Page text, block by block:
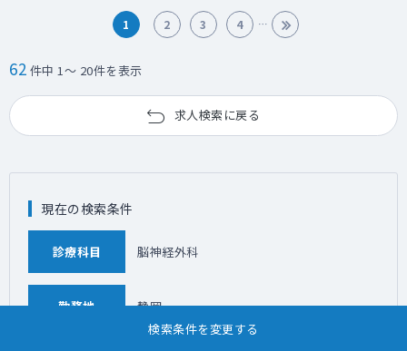
1 2 3 4
62 件中 1～ 20件を表示
求人検索に戻る
検索条件を変更する
現在の検索条件
診療科目 脳神経外科
勤務地 静岡